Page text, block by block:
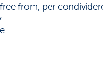
from, per